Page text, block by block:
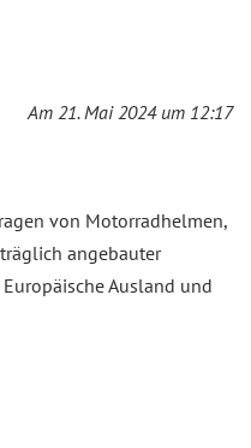
Am 21. Mai 2024 um 12:17
von Motorradhelmen,
angebauter
Ausland und